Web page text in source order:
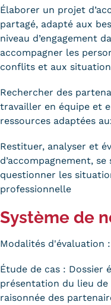
Élaborer un projet
partagé, adapté aux
niveau d’engagement
accompagner les
conflits et aux
Rechercher des
travailler en équipe et
ressources adaptées
Restituer, analyser et
d’accompagnement,
questionner les
professionnelle
Système de
Modalités d'évaluation :
Étude de cas : Dossier
présentation du lieu
raisonnée des